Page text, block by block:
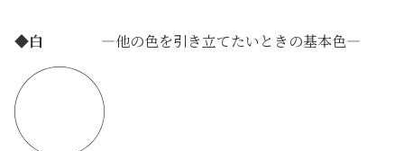
◆白 ―他の色を引き立てたいときの基本色―